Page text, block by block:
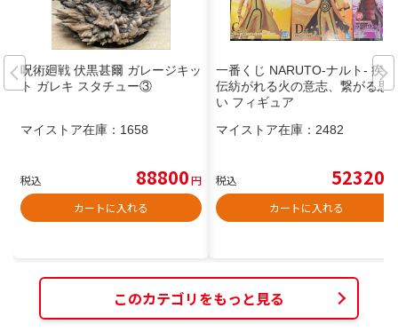
呪術廻戦 伏黒甚爾 ガレージキッ
ト ガレキ スタチュー③
マイストア在庫： 1658
税込 88800円
カートに入れる
一番くじ NARUTO-ナルト- 疾風
伝紡がれる火の意志、繋がる思
い フィギュア
マイストア在庫： 2482
税込 52320
カートに入れる
このカテゴリをもっと見る